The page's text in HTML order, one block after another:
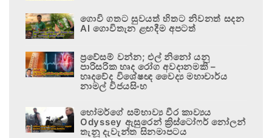
ගොවි ගතට සුවයත් හිතට නිවනත් සදන
AI ගොවිතැන ළඟදීම අපටත්
ප්‍රවේසම් වන්න; එල් නිනෝ යනු
පාරිසරික හෘද රෝග අවදානමකි –
හෘදවේද විශේෂඥ වෛද්‍ය මහාචාර්ය
නාමල් විජයසිංහ
හෝමර්ගේ සම්භාව්‍ය වීර කාව්‍යය
Odyssey ඇසුරෙන් ක්‍රිස්ටෝෆර් නෝලන්
තැනූ දැවැන්ත සිනමාපටය